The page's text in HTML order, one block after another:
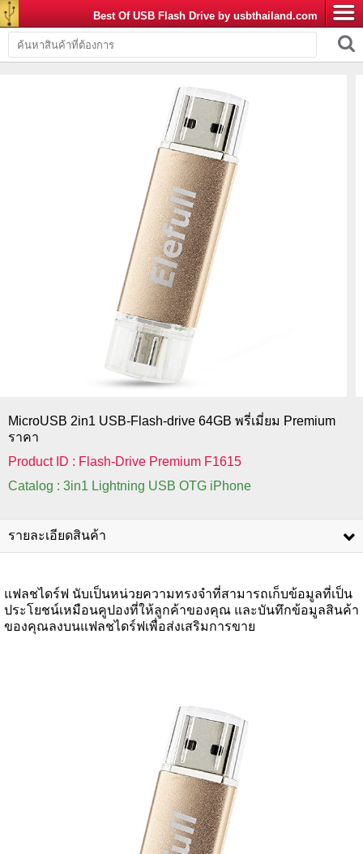
Best Of USB Flash Drive by usbthailand.com
MicroUSB 2in1 USB-Flash-drive 64GB พรี่เมี่ยม Premium
ราคา
Product ID : Flash-Drive Premium F1615
Catalog : 3in1 Lightning USB OTG iPhone
รายละเอียดสินค้า
แฟลชไดร์ฟ นับเป็นหน่วยความทรงจำที่สามารถเก็บข้อมูลที่เป็น
ประโยชน์เหมือนคูปองที่ให้ลูกค้าของคุณ และบันทึกข้อมูลสินค้า
ของคุณลงบนแฟลชไดร์ฟเพื่อส่งเสริมการขาย